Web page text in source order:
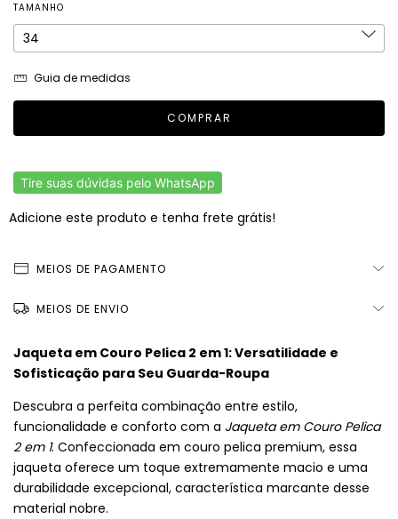
TAMANHO
Guia de medidas
Tire suas dúvidas pelo WhatsApp
Adicione este produto e tenha frete grátis!
MEIOS DE PAGAMENTO
MEIOS DE ENVIO
Jaqueta em Couro Pelica 2 em 1: Versatilidade e
Sofisticação para Seu Guarda-Roupa
Descubra a perfeita combinação entre estilo,
funcionalidade e conforto com a Jaqueta em Couro Pelica
2 em 1. Confeccionada em couro pelica premium, essa
jaqueta oferece um toque extremamente macio e uma
durabilidade excepcional, característica marcante desse
material nobre.